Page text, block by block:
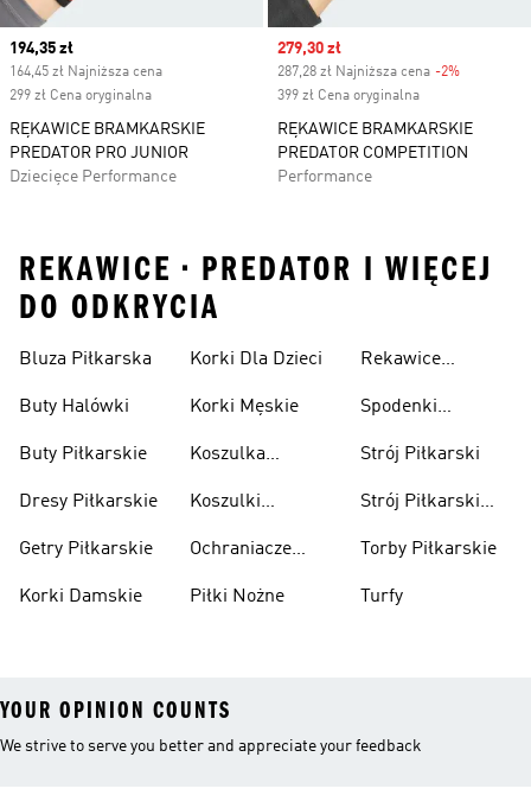
Current price
194,35 zł
164,45 zł Najniższa cena
299 zł Cena oryginalna
RĘKAWICE BRAMKARSKIE
PREDATOR PRO JUNIOR
Dziecięce Performance
Sale price
279,30 zł
287,28 zł Najniższa cena -2%
399 zł Cena oryginalna
RĘKAWICE BRAMKARSKIE
PREDATOR COMPETITION
Performance
REKAWICE • PREDATOR I WIĘCEJ
DO ODKRYCIA
Bluza Piłkarska
Buty Halówki
Buty Piłkarskie
Dresy Piłkarskie
Getry Piłkarskie
Korki Damskie
Korki Dla Dzieci
Korki Męskie
Koszulka
Koszulki
Dzieci
Ochraniacze
Piłki Nożne
Rekawice
Spodenki
Strój Piłkarski
Strój Piłkarski
Torby Piłkarskie
Turfy
YOUR OPINION COUNTS
We strive to serve you better and appreciate your feedback